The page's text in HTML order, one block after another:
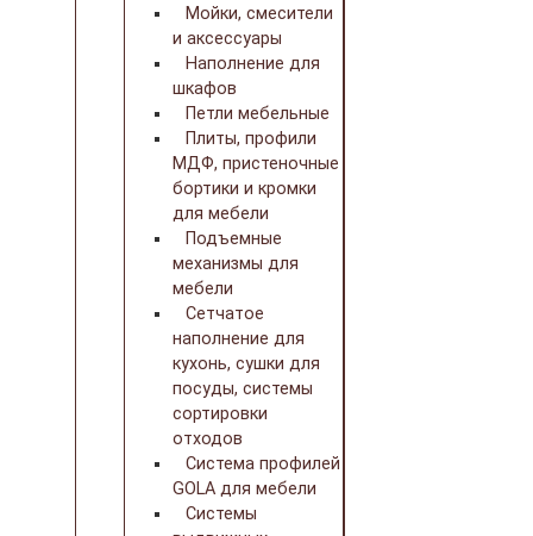
Мойки, смесители
и аксессуары
Наполнение для
шкафов
Петли мебельные
Плиты, профили
МДФ, пристеночные
бортики и кромки
для мебели
Подъемные
механизмы для
мебели
Сетчатое
наполнение для
кухонь, сушки для
посуды, системы
сортировки
отходов
Система профилей
GOLA для мебели
Системы